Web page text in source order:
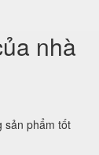
nhà
sản phẩm tốt